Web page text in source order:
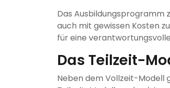
Das Ausbildungsprogramm
auch mit gewissen Kosten
für eine
Das Teilzeit-
Neben dem Vollzeit-Modell